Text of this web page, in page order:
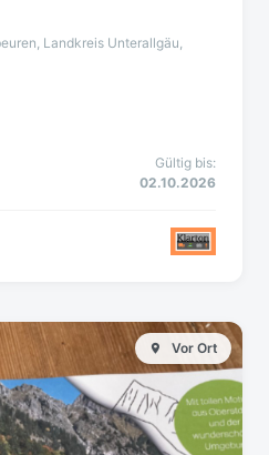
Landkreis Unterallgäu,
Gültig bis:
02.10.2026
Vor Ort